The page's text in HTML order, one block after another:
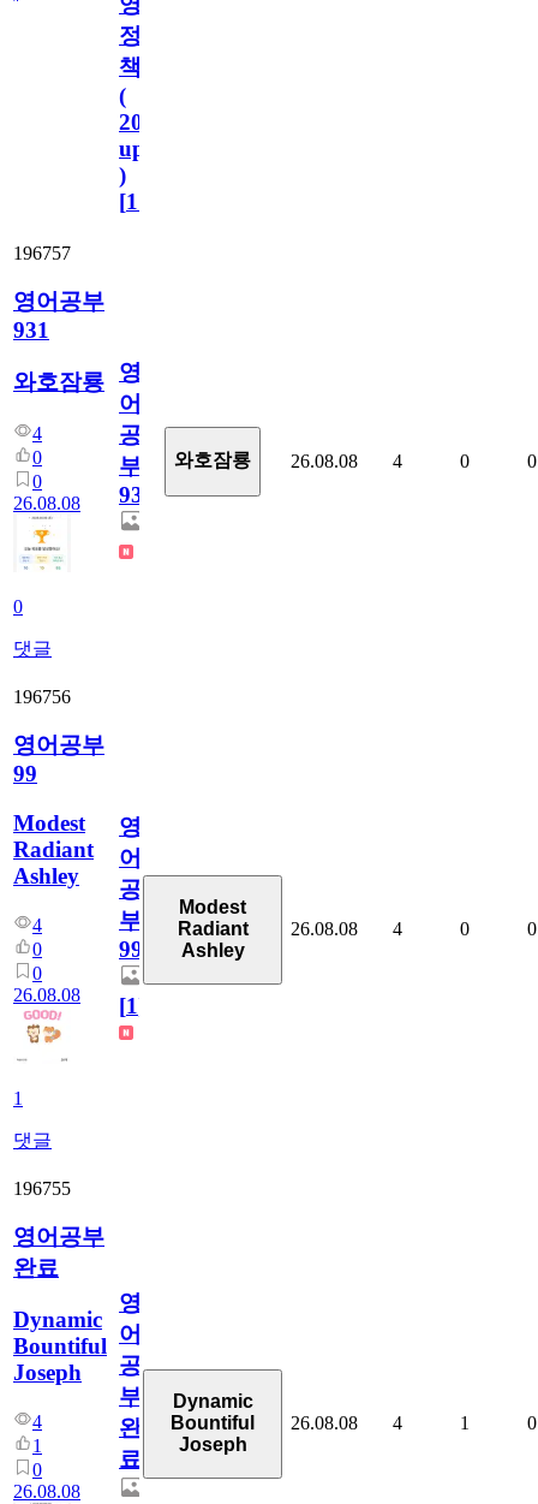
정
책
(
2023.11.1
update
)
[110
196757
영어공부
931
와호잠룡
4
0
0
26.08.08
0
댓글
영
어
공
부
931
와호잠룡 26.08.08 4 0 0
196756
영어공부
99
Modest
Radiant
Ashley
4
0
0
26.08.08
1
댓글
영
어
공
부
99
[1]
Modest
Radiant
Ashley
26.08.08 4 0 0
196755
영어공부
완료
Dynamic
Bountiful
Joseph
4
1
0
26.08.08
영
어
공
부
완
료
Dynamic
Bountiful
Joseph
26.08.08 4 1 0